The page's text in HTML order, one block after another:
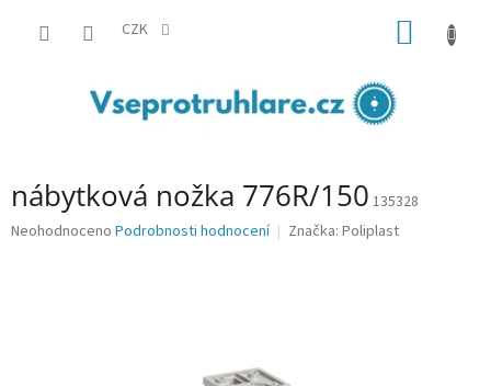
CZK
nábytková nožka 776R/150 135328
Průměrné
Neohodnoceno Podrobnosti hodnocení Značka: Poliplast